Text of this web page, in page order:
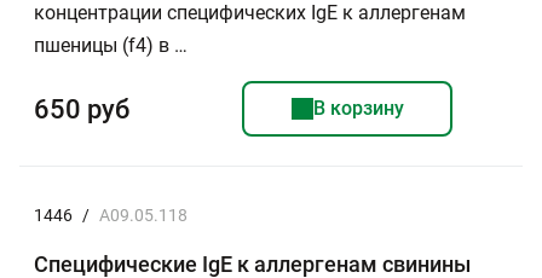
концентрации специфических IgE к аллергенам
пшеницы (f4) в …
650 руб В корзину
1446 / A09.05.118
Специфические IgE к аллергенам свинины